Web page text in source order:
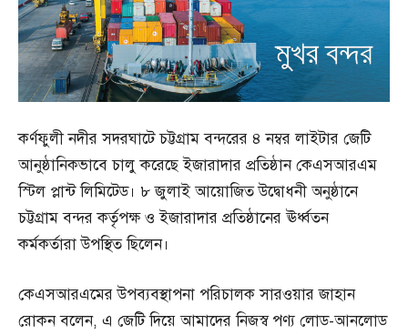
কর্ণফুলী নদীর সদরঘাটে চট্টগ্রাম বন্দরের ৪ নম্বর লাইটার জেটি
আনুষ্ঠানিকভাবে চালু করেছে ইজারাদার প্রতিষ্ঠান কেএসআরএম
স্টিল প্লান্ট লিমিটেড। ৮ জুলাই আয়োজিত উদ্বোধনী অনুষ্ঠানে
চট্টগ্রাম বন্দর কর্তৃপক্ষ ও ইজারাদার প্রতিষ্ঠানের ঊর্ধ্বতন
কর্মকর্তারা উপস্থিত ছিলেন।
কেএসআরএমের উপব্যবস্থাপনা পরিচালক সারওয়ার জাহান
রোকন বলেন, এ জেটি দিয়ে আমাদের নিজস্ব পণ্য লোড-আনলোড